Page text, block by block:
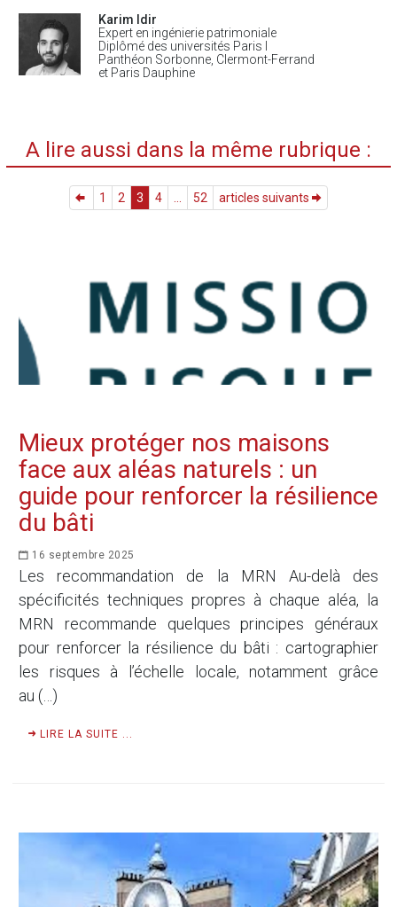
Karim Idir
Expert en ingénierie patrimoniale
Diplômé des universités Paris I
Panthéon Sorbonne, Clermont-Ferrand
et Paris Dauphine
A lire aussi dans la même rubrique :
1 2 3 4 52 articles suivants
Mieux protéger nos maisons
face aux aléas naturels : un
guide pour renforcer la résilience
du bâti
16 septembre 2025
Les recommandation de la MRN Au-delà des
spécificités techniques propres à chaque aléa, la
MRN recommande quelques principes généraux
pour renforcer la résilience du bâti : cartographier
les risques à l’échelle locale, notamment grâce
au (…)
LIRE LA SUITE ...